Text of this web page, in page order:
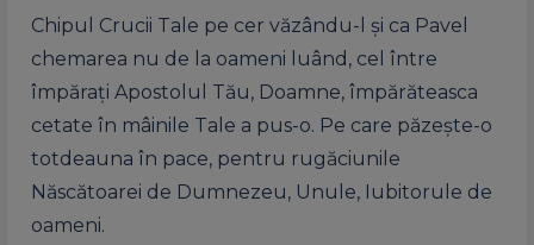
Chipul Crucii Tale pe cer văzându-l și ca Pavel
chemarea nu de la oameni luând, cel între
împărați Apostolul Tău, Doamne, împărăteasca
cetate în mâinile Tale a pus-o. Pe care păzește-o
totdeauna în pace, pentru rugăciunile
Născătoarei de Dumnezeu, Unule, Iubitorule de
oameni.